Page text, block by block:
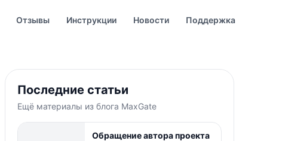
Отзывы Инструкции Новости Поддержка
Последние статьи
Ещё материалы из блога MaxGate
Обращение автора проекта